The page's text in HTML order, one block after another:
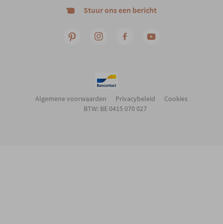
Stuur ons een bericht
Algemene voorwaarden Privacybeleid
Cookies
BTW: BE 0415 070 027